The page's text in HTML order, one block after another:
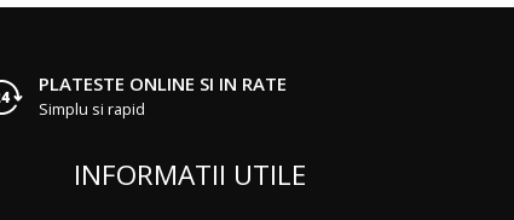
PLATESTE ONLINE SI IN RATE
Simplu si rapid
INFORMATII UTILE